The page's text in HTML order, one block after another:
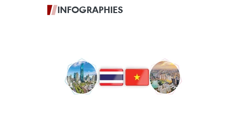
INFOGRAPHIES